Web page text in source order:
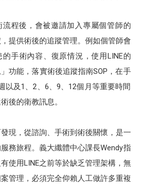
流程後，會被邀請加入專屬個管師的
提供術後的追蹤管理。例如個管師會
手術內容、復原情況，使用LINE的
」功能，落實術後追蹤指南SOP，在手
以及1、2、6、9、12個月等重要時間
後的衛教訊息。
現，從諮詢、手術到術後關懷，是一
務旅程。義大纖體中心課長Wendy指
使用LINE之前等於缺乏管理架構，無
管理，必須完全仰賴人工做許多重複